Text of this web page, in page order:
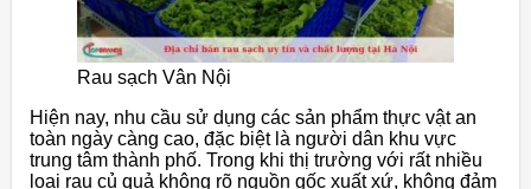
Rau sạch Vân Nội
Hiện nay, nhu cầu sử dụng các sản phẩm thực vật an
toàn ngày càng cao, đặc biệt là người dân khu vực
trung tâm thành phố. Trong khi thị trường với rất nhiều
loại rau củ quả không rõ nguồn gốc xuất xứ, không đảm